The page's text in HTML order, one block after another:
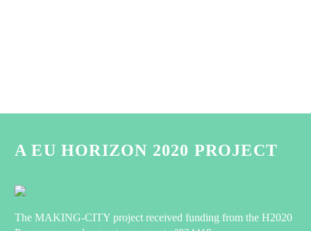
A EU HORIZON 2020 PROJECT
The MAKING-CITY project received funding from the H2020